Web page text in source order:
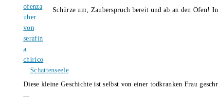
Schürze um, Zauberspruch bereit und ab an den Ofen!
Schattenseele
Diese kleine Geschichte ist selbst von einer todkranken Frau